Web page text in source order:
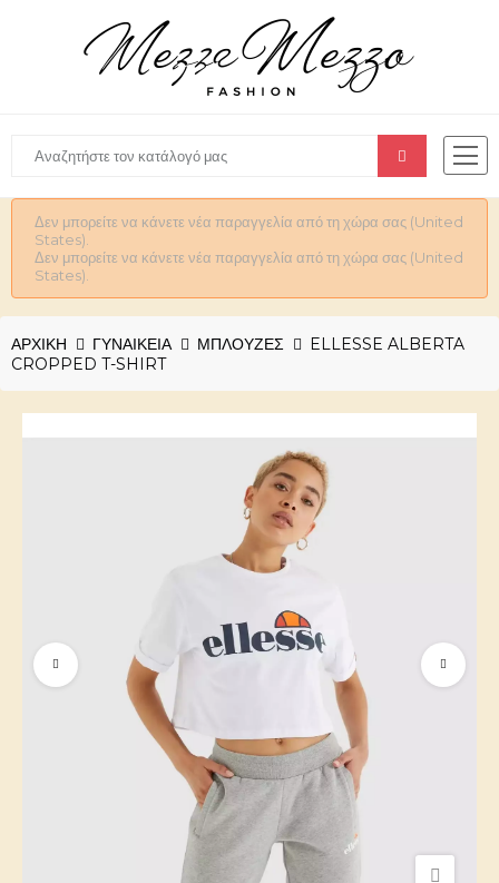
Δεν μπορείτε να κάνετε νέα παραγγελία από τη χώρα σας (United
States).
Δεν μπορείτε να κάνετε νέα παραγγελία από τη χώρα σας (United
States).
ΑΡΧΙΚΉ ΓΥΝΑΙΚΕΊΑ ΜΠΛΟΥΖΕΣ
ELLESSE ALBERTA
CROPPED T-SHIRT